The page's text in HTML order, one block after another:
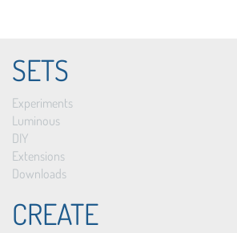
SETS
Experiments
Luminous
DIY
Extensions
Downloads
CREATE